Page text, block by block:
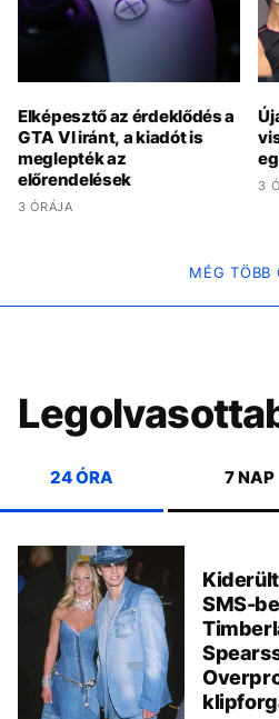
Elképesztő az érdeklődés a
GTA VI iránt, a kiadót is
meglepték az
előrendelések
3 ÓRÁJA
3
MÉG TÖBB
24 ÓRA 7 NAP
SMS-